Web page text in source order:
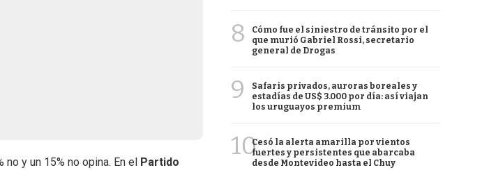
y un 15% no opina. En el
Partido
8
Cómo fue el siniestro de tránsito por el
que murió Gabriel Rossi, secretario
general de Drogas
9
Safaris privados, auroras boreales y
estadías de US$ 3.000 por día: así viajan
los uruguayos premium
10Cesó la alerta amarilla por vientos
fuertes y persistentes que abarcaba
desde Montevideo hasta el Chuy